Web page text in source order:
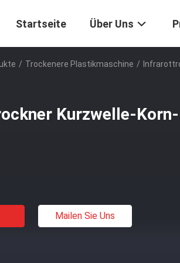
Startseite Über Uns
/ Trockenere Plastikmaschine /
Kurzwelle-
Mailen Sie Uns